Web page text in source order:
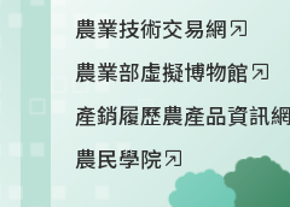
農業技術交易網
農業部虛擬博物館
產銷履歷農產品資訊網
農民學院